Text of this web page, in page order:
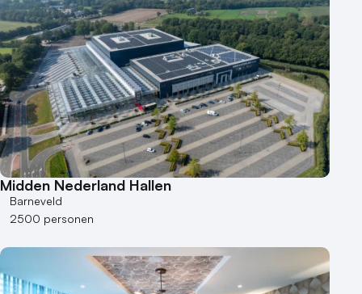
Midden Nederland Hallen
Barneveld
2500 personen